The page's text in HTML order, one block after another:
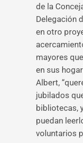
de la
Delegación
en otro
mayores
en sus
Albert,
jubilados
bibliotecas,
puedan
voluntarios